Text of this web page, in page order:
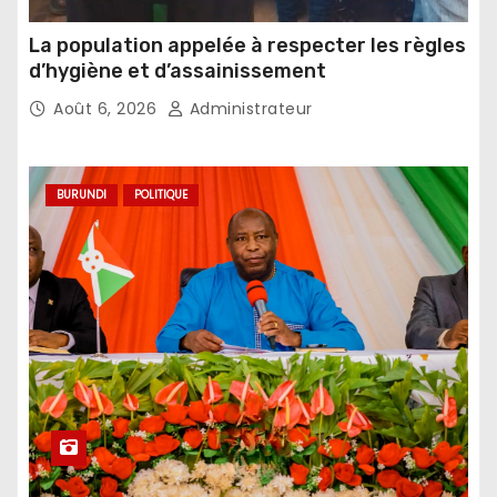
La population appelée à respecter les règles
d’hygiène et d’assainissement
Août 6, 2026 Administrateur
BURUNDI POLITIQUE